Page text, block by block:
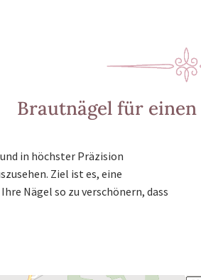
Brautnägel für
in höchster Präzision
Ziel ist es, eine
Nägel so zu verschönern, dass